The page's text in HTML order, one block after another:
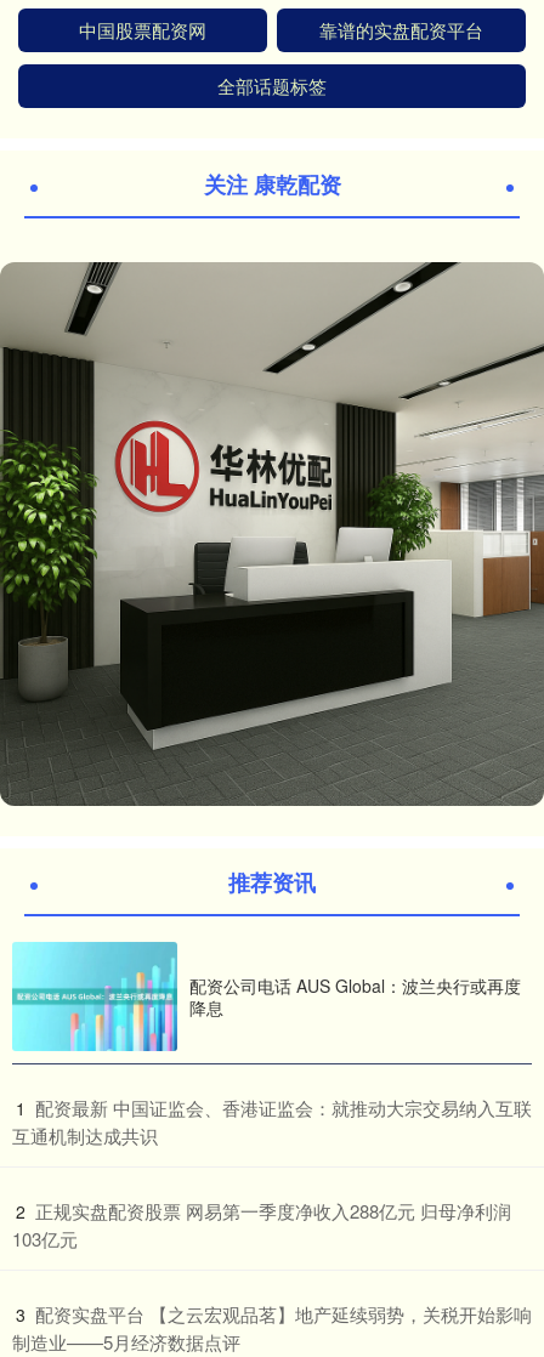
中国股票配资网 靠谱的实盘配资平台
全部话题标签
关注 康乾配资
推荐资讯
配资公司电话 AUS Global：波兰央行或再度
降息
1 ​配资最新 中国证监会、香港证监会：就推动大宗交易纳入互联
互通机制达成共识
2 ​正规实盘配资股票 网易第一季度净收入288亿元 归母净利润
103亿元
3 ​配资实盘平台 【之云宏观品茗】地产延续弱势，关税开始影响
制造业——5月经济数据点评